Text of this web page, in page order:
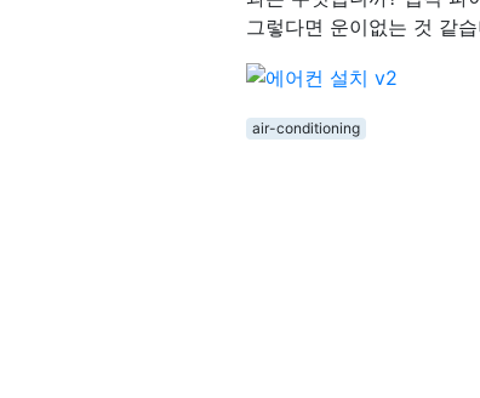
그렇다면 운이없는 것 같
air-conditioning